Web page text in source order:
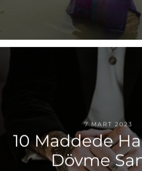
7 MART 2023
10 Maddede
Dövme